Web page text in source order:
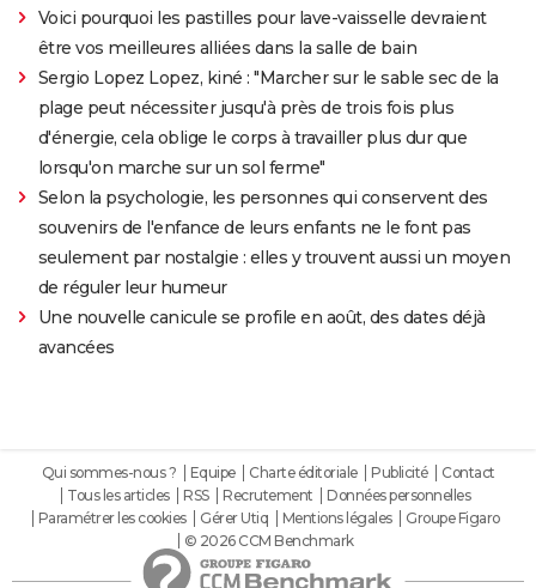
Voici pourquoi les pastilles pour lave-vaisselle devraient
être vos meilleures alliées dans la salle de bain
Sergio Lopez Lopez, kiné : "Marcher sur le sable sec de la
plage peut nécessiter jusqu'à près de trois fois plus
d'énergie, cela oblige le corps à travailler plus dur que
lorsqu'on marche sur un sol ferme"
Selon la psychologie, les personnes qui conservent des
souvenirs de l'enfance de leurs enfants ne le font pas
seulement par nostalgie : elles y trouvent aussi un moyen
de réguler leur humeur
Une nouvelle canicule se profile en août, des dates déjà
avancées
Qui sommes-nous ? Equipe Charte éditoriale Publicité
Contact
Tous les articles
RSS Recrutement
Données personnelles
Paramétrer les cookies
Gérer Utiq Mentions légales
Groupe Figaro
© 2026 CCM Benchmark